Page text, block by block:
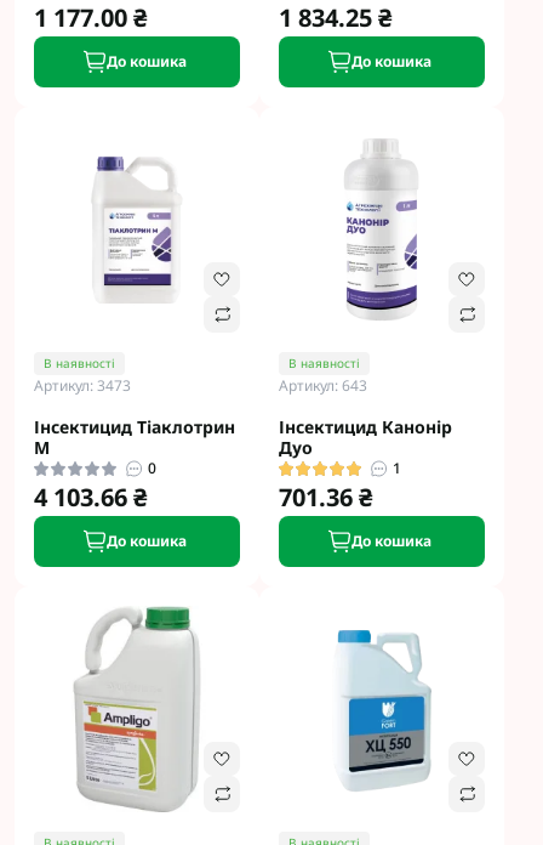
1 177.00 ₴
До кошика
1 834.25 ₴
До кошика
В наявності
Артикул: 3473
Інсектицид Тіаклотрин
М
0
4 103.66 ₴
До кошика
В наявності
Артикул: 643
Інсектицид Канонір
Дуо
1
701.36 ₴
До кошика